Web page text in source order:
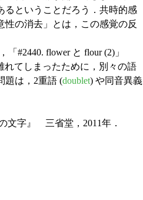
るということだろう．共時的感
の消去」とは，この感覚の反
「#2440. flower と flour (2)」
れてしまったために，別々の語
題は，2重語 (doublet) や同音異義
字』 三省堂，2011年．